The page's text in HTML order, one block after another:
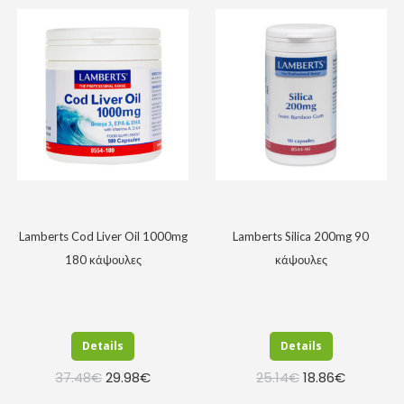
Lamberts Cod Liver Oil 1000mg
180 κάψουλες
37.48€Original
29.98€Η
Details
Lamberts Silica 200mg 90
κάψουλες
25.14€Original
18.86€Η
Details